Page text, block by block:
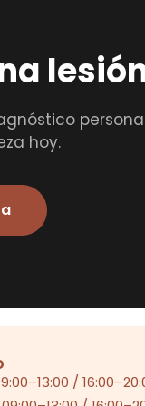
hoy.
–13:00 / 16:00–